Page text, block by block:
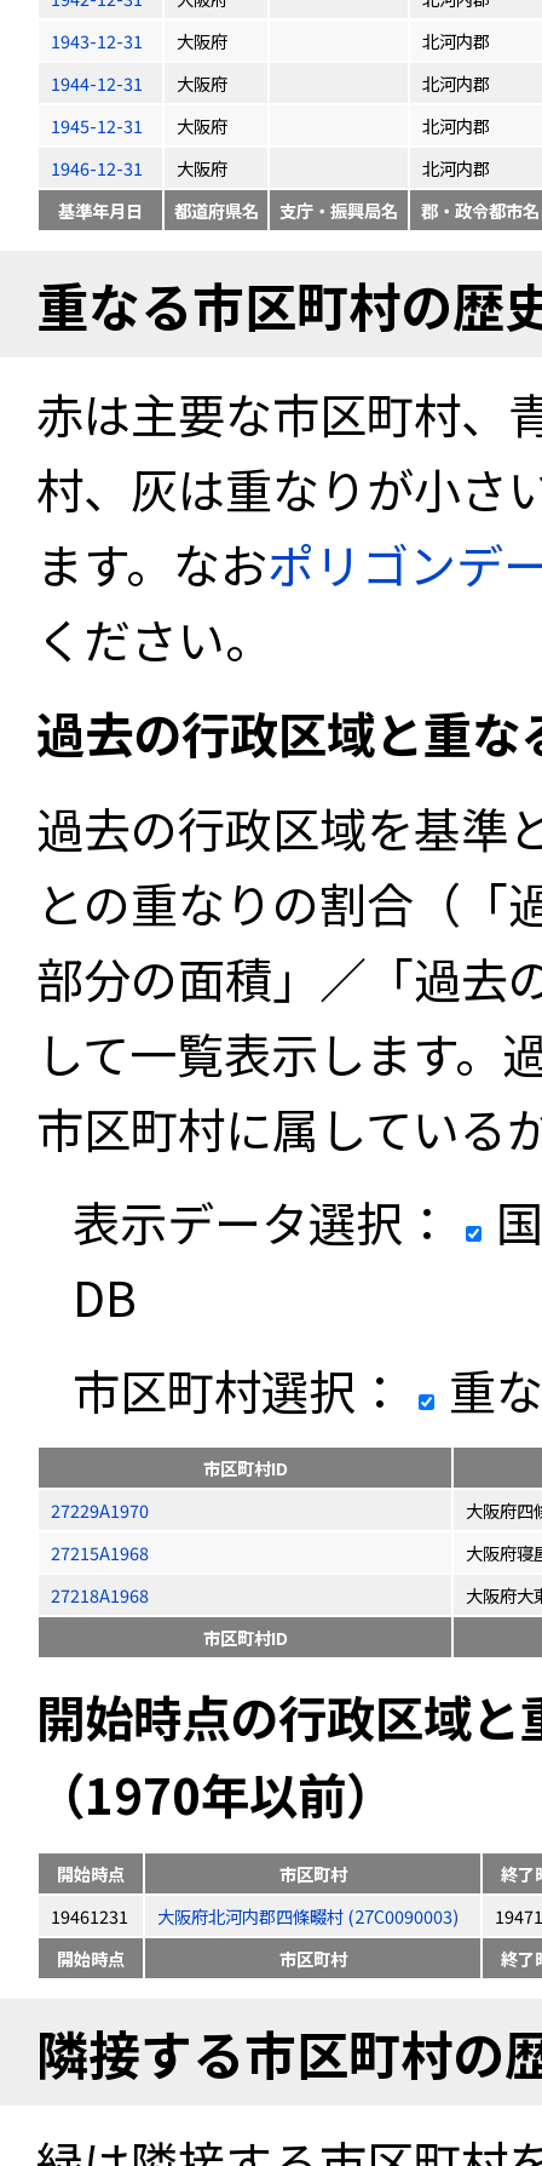
1943-12-31
大阪府
北河内郡
1944-12-31
大阪府
北河内郡
1945-12-31
大阪府
北河内郡
1946-12-31
大阪府
北河内郡
基準年月日
都道府県名 支庁・振興局名 郡・政令都市名
重なる市区町村の歴
赤は主要な市区町村、
村、灰は重なりが小さ
ます。なおポリゴンデ
ください。
過去の行政区域と重
過去の行政区域を基準
との重なりの割合（「
部分の面積」／「過去
して一覧表示します。
市区町村に属している
表示データ選択：
DB
市区町村選択：
重
市区町村ID
27229A1970
大阪府四
27215A1968
大阪府寝
27218A1968
大阪府大
市区町村ID
開始時点の行政区域
（1970年以前）
開始時点 市区町村
終了
19461231
大阪府北河内郡四條畷村 (27C0090003)
開始時点
市区町村 終了
隣接する市区町村の